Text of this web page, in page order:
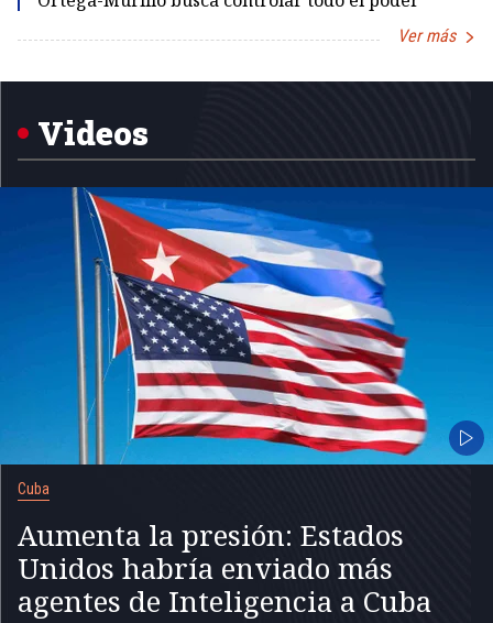
Ver más
1
Videos
Cuba
Aumenta la presión: Estados
Unidos habría enviado más
agentes de Inteligencia a Cuba